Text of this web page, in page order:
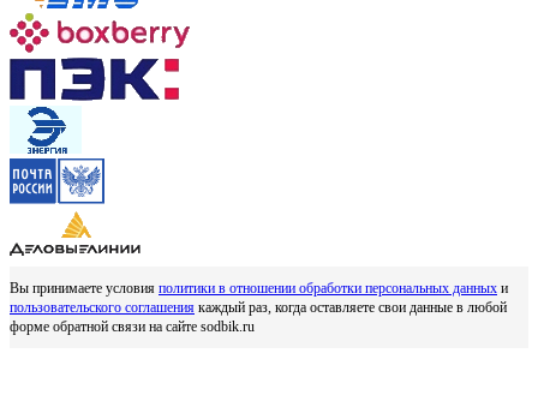
Вы принимаете условия политики в отношении обработки персональных данных и
пользовательского соглашения каждый раз, когда оставляете свои данные в любой
форме обратной связи на сайте sodbik.ru